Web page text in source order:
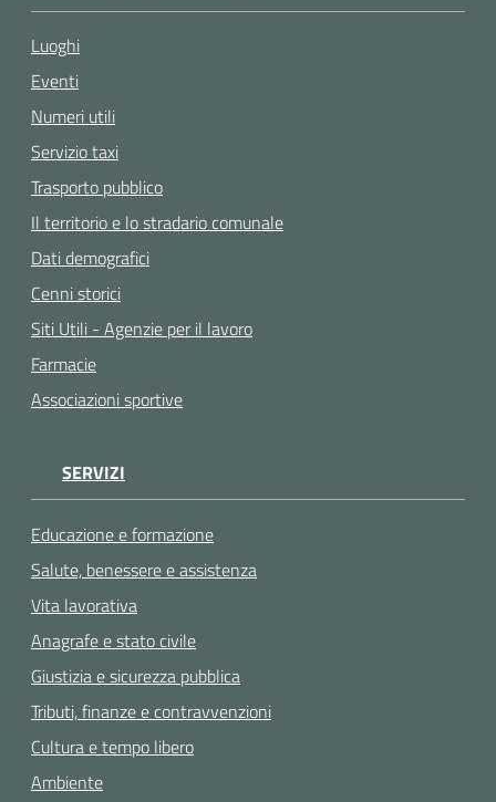
Luoghi
Eventi
Numeri utili
Servizio taxi
Trasporto pubblico
Il territorio e lo stradario comunale
Dati demografici
Cenni storici
Siti Utili - Agenzie per il lavoro
Farmacie
Associazioni sportive
SERVIZI
Educazione e formazione
Salute, benessere e assistenza
Vita lavorativa
Anagrafe e stato civile
Giustizia e sicurezza pubblica
Tributi, finanze e contravvenzioni
Cultura e tempo libero
Ambiente